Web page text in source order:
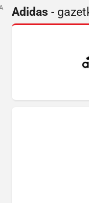
Adidas -